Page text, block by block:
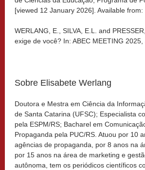
[viewed 12 January 2026]. Available from:
WERLANG, E., SILVA, E.L. and
exige de você? In: ABEC MEETING
Sobre Elisabete Werlang
Doutora e Mestra em Ciência da
de Santa Catarina (UFSC); Especialista
pela ESPM/RS; Bacharel em
Propaganda pela PUC/RS. Atuou por 10
agências de propaganda, por 8 anos na
por 15 anos na área de marketing e
autônoma, tem os periódicos científicos